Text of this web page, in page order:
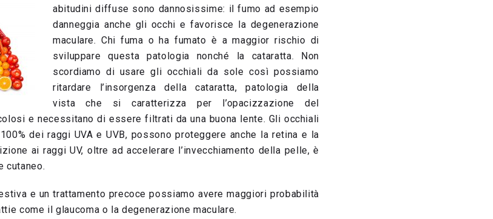
abitudini diffuse sono dannosissime: il fumo ad esempio
danneggia anche gli occhi e favorisce la degenerazione
maculare. Chi fuma o ha fumato è a maggior rischio di
sviluppare questa patologia nonché la cataratta. Non
scordiamo di usare gli occhiali da sole così possiamo
ritardare l’insorgenza della cataratta, patologia della
vista che si caratterizza per l’opacizzazione del
e necessitano di essere filtrati da una buona lente. Gli occhiali
dei raggi UVA e UVB, possono proteggere anche la retina e la
ai raggi UV, oltre ad accelerare l’invecchiamento della pelle, è
cutaneo.
e un trattamento precoce possiamo avere maggiori probabilità
come il glaucoma o la degenerazione maculare.